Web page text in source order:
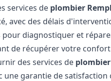
services de plombier
avec des délais
diagnostiquer et
de récupérer votre
des services de
une garantie de satisfaction